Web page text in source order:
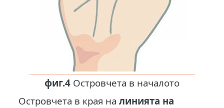
фиг.4 Островчета в началото
Островчета в края налинията на